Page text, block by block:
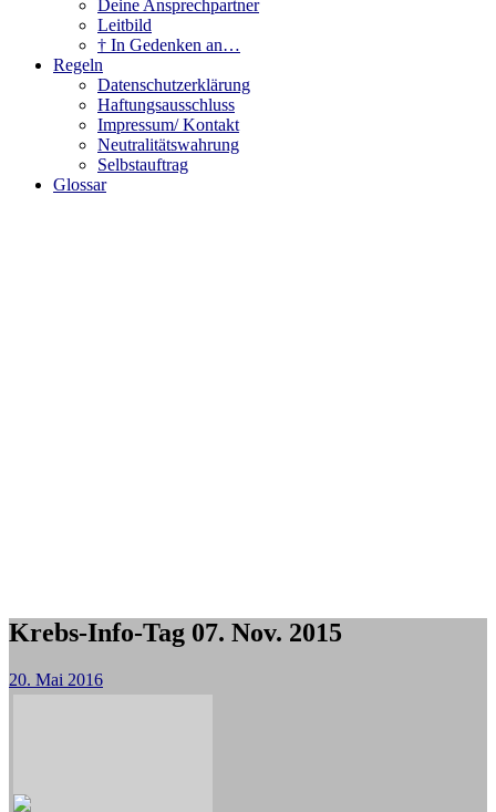
Deine Ansprechpartner
Leitbild
† In Gedenken an…
Regeln
Datenschutzerklärung
Haftungsausschluss
Impressum/ Kontakt
Neutralitätswahrung
Selbstauftrag
Glossar
Krebs-Info-Tag 07. Nov. 2015
20. Mai 2016